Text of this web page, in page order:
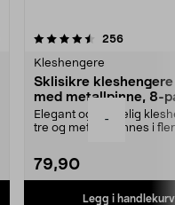
-
256
Kleshengere
Sklisikre
med metallpinne, 8-
Elegant og skikkelig
tre og metall – finnes i
79,90
Legg i handlekurv
4.5av 5 stjerner